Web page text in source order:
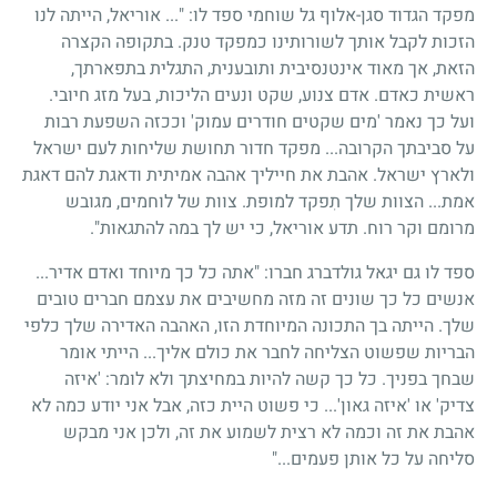
מפקד הגדוד סגן-אלוף גל שוחמי ספד לו: "... אוריאל, הייתה לנו
הזכות לקבל אותך לשורותינו כמפקד טנק. בתקופה הקצרה
הזאת, אך מאוד אינטנסיבית ותובענית, התגלית בתפארתך,
ראשית כאדם. אדם צנוע, שקט ונעים הליכות, בעל מזג חיובי.
ועל כך נאמר 'מים שקטים חודרים עמוק' וככזה השפעת רבות
על סביבתך הקרובה... מפקד חדור תחושת שליחות לעם ישראל
ולארץ ישראל. אהבת את חייליך אהבה אמיתית ודאגת להם דאגת
אמת... הצוות שלך תִפקד למופת. צוות של לוחמים, מגובש
מרומם וקר רוח. תדע אוריאל, כי יש לך במה להתגאות".
ספד לו גם יגאל גולדברג חברו: "אתה כל כך מיוחד ואדם אדיר...
אנשים כל כך שונים זה מזה מחשיבים את עצמם חברים טובים
שלך. הייתה בך התכונה המיוחדת הזו, האהבה האדירה שלך כלפי
הבריות שפשוט הצליחה לחבר את כולם אליך... הייתי אומר
שבחך בפניך. כל כך קשה להיות במחיצתך ולא לומר: 'איזה
צדיק' או 'איזה גאון'... כי פשוט היית כזה, אבל אני יודע כמה לא
אהבת את זה וכמה לא רצית לשמוע את זה, ולכן אני מבקש
סליחה על כל אותן פעמים..."